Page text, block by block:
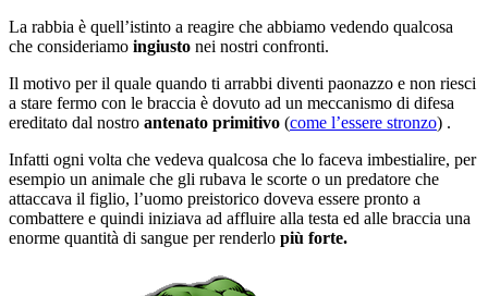
La rabbia è quell’istinto a reagire che abbiamo vedendo qualcosa
che consideriamo ingiusto nei nostri confronti.
Il motivo per il quale quando ti arrabbi diventi paonazzo e non riesci
a stare fermo con le braccia è dovuto ad un meccanismo di difesa
ereditato dal nostro antenato primitivo (come l’essere stronzo) .
Infatti ogni volta che vedeva qualcosa che lo faceva imbestialire, per
esempio un animale che gli rubava le scorte o un predatore che
attaccava il figlio, l’uomo preistorico doveva essere pronto a
combattere e quindi iniziava ad affluire alla testa ed alle braccia una
enorme quantità di sangue per renderlo più forte.